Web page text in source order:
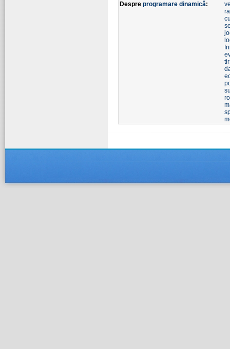
Despre programare dinamică: